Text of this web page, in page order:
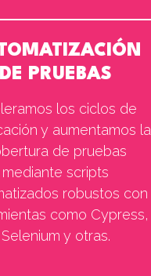
DE PRUEBAS
los ciclos de
y aumentamos la
de pruebas
mediante scripts
robustos con
como Cypress,
Selenium y otras.